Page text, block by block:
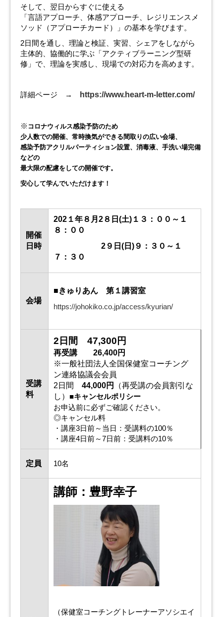
そして、翌日からすぐに使える
「言語アプローチ、体感アプローチ、レジリエンスメ
ソッド（アプローチカード）」の基本を学びます。
2日間を通し、理論と検証、実習、シェアをしながら
主体的、協働的に学ぶ「アクティブラーニング型研
修」で、理論を実感し、現場での対応力を高めます。
詳細ページ → https://www.heart-m-letter.com/
※ コロナウィルス感染予防のため
少人数での開催、常時換気ができる間取りの広い会場、
感染予防アクリルパーティション設置、消毒液、手洗い場完備
などの
最大限の配慮をしての開催です。
安心して学んでいただけます！
開催
日時
202１年８月2８日(土)１３：００～１
８：００
2９日(日)９：３０～１
７：３０
会場
■きゅりあん 第１講習室
https://johokiko.co.jp/access/kyurian/
受講
料
2日間 47,300円
再受講 26,400円
※一般社団法人全国保健室コーチング
ン連絡協議会会員
2日間 44,000円
（再受講の会員割引な
し） ■キャンセルポリシー
お申込前に必ずご確認ください。
◎キャンセル料
・講座3日前～当日：受講料の100％
・講座4日前～7日前：受講料の10％
定員 10名
講師：豊野幸子
（保健室コーチングトレーナーアソシエイ